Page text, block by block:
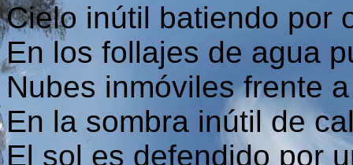
Cielo inútil batiendo por
En los follajes de agua
Nubes inmóviles frente
En la sombra inútil de
El sol es defendido por